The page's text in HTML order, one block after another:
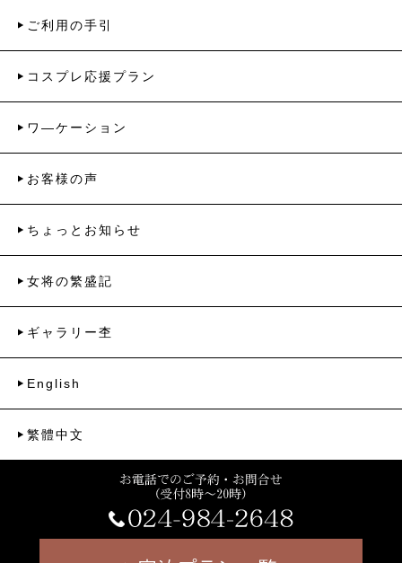
ご利用の手引
コスプレ応援プラン
ワ―ケーション
お客様の声
ちょっとお知らせ
女将の繁盛記
ギャラリー杢
English
繁體中文